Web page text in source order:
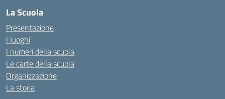
La Scuola
Presentazione
I luoghi
I numeri della scuola
Le carte della scuola
Organizzazione
La storia